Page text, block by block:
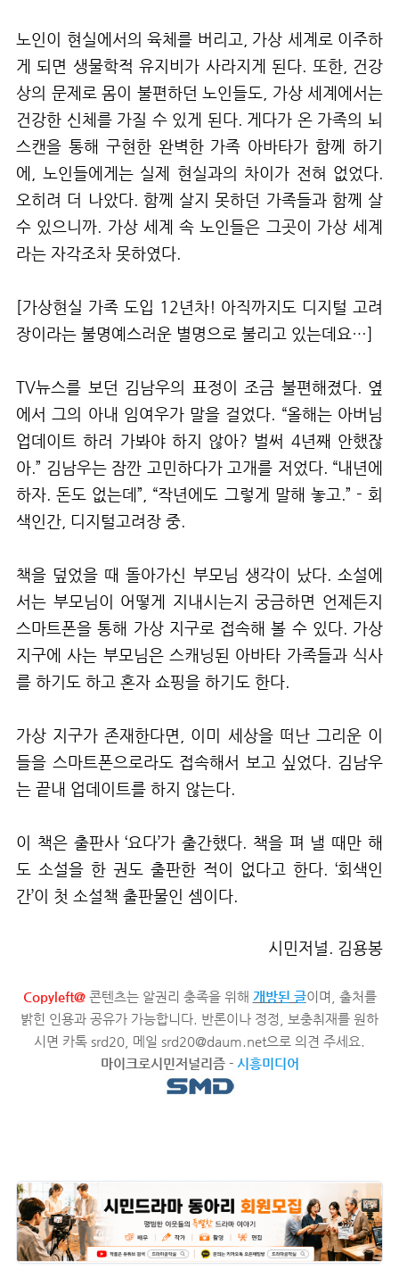
노인이 현실에서의 육체를 버리고, 가상 세계로 이주하
게 되면 생물학적 유지비가 사라지게 된다. 또한, 건강
상의 문제로 몸이 불편하던 노인들도, 가상 세계에서는
건강한 신체를 가질 수 있게 된다. 게다가 온 가족의 뇌
스캔을 통해 구현한 완벽한 가족 아바타가 함께 하기
에, 노인들에게는 실제 현실과의 차이가 전혀 없었다.
오히려 더 나았다. 함께 살지 못하던 가족들과 함께 살
수 있으니까. 가상 세계 속 노인들은 그곳이 가상 세계
라는 자각조차 못하였다.
[가상현실 가족 도입 12년차! 아직까지도 디지털 고려
장이라는 불명예스러운 별명으로 불리고 있는데요…]
TV뉴스를 보던 김남우의 표정이 조금 불편해졌다. 옆
에서 그의 아내 임여우가 말을 걸었다. “올해는 아버님
업데이트 하러 가봐야 하지 않아? 벌써 4년째 안했잖
아.” 김남우는 잠깐 고민하다가 고개를 저었다. “내년에
하자. 돈도 없는데”, “작년에도 그렇게 말해 놓고.” - 회
색인간, 디지털고려장 중.
책을 덮었을 때 돌아가신 부모님 생각이 났다. 소설에
서는 부모님이 어떻게 지내시는지 궁금하면 언제든지
스마트폰을 통해 가상 지구로 접속해 볼 수 있다. 가상
지구에 사는 부모님은 스캐닝된 아바타 가족들과 식사
를 하기도 하고 혼자 쇼핑을 하기도 한다.
가상 지구가 존재한다면, 이미 세상을 떠난 그리운 이
들을 스마트폰으로라도 접속해서 보고 싶었다. 김남우
는 끝내 업데이트를 하지 않는다.
이 책은 출판사 ‘요다’가 출간했다. 책을 펴 낼 때만 해
도 소설을 한 권도 출판한 적이 없다고 한다. ‘회색인
간’이 첫 소설책 출판물인 셈이다.
시민저널. 김용봉
Copyleft@콘텐츠는 알권리 충족을 위해 개방된 글이며, 출처를
밝힌 인용과 공유가 가능합니다. 반론이나 정정, 보충취재를 원하
시면 카톡 srd20, 메일 srd20@daum.net으로 의견 주세요.
마이크로시민저널리즘- 시흥미디어